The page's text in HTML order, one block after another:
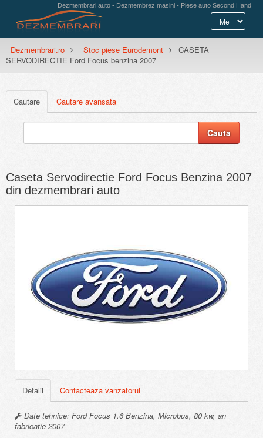
Dezmembrari auto - Dezmembrez masini - Piese auto Second Hand
Dezmembrari.ro Stoc piese Eurodemont
CASETA
SERVODIRECTIE Ford Focus benzina 2007
Cautare Cautare avansata
Caseta Servodirectie Ford Focus Benzina 2007
din dezmembrari auto
Detalii Contacteaza vanzatorul
Date tehnice: Ford Focus 1.6 Benzina, Microbus, 80 kw, an
fabricatie 2007